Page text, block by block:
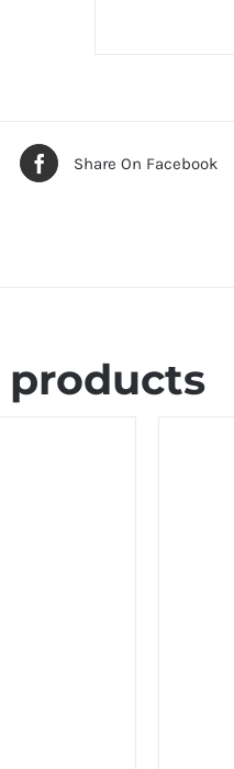
Share On Facebook
products